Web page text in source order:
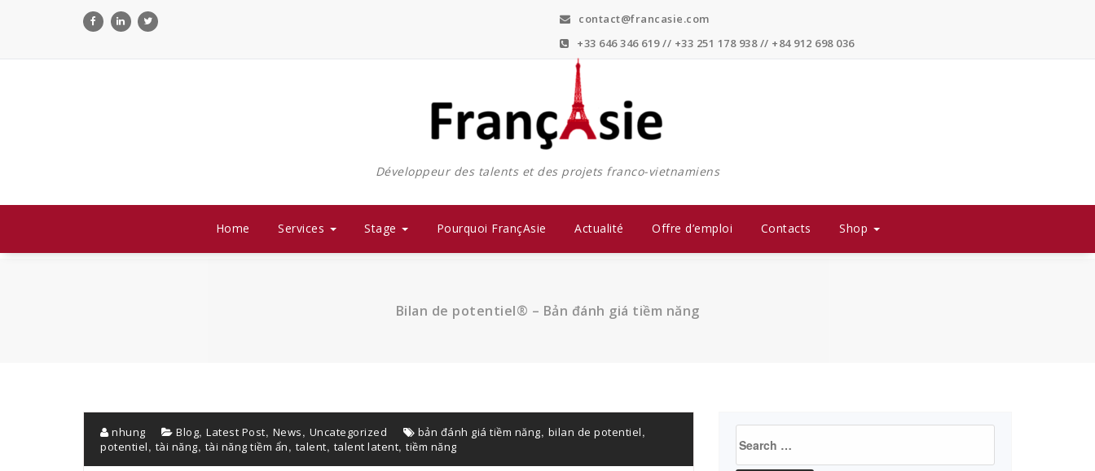
contact@francasie.com
+33 646 346 619 // +33 251 178 938 // +84 912 698 036
Développeur des talents et des projets franco-vietnamiens
Home Services Stage Pourquoi FrançAsie Actualité Offre d’emploi Contacts Shop
Bilan de potentiel® – Bản đánh giá tiềm năng
nhung Blog, Latest Post, News, Uncategorized bản đánh giá tiềm năng, bilan de potentiel,
potentiel, tài năng, tài năng tiềm ẩn, talent, talent latent, tiềm năng
for: